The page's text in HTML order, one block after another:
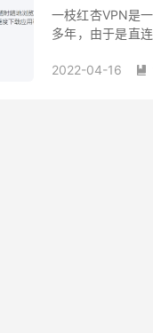
一枝红杏VPN是
多年，由于是直
2022-04-16 